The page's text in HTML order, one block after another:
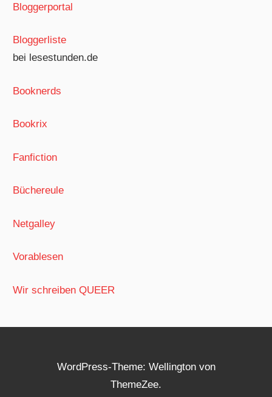
Bloggerportal
Bloggerliste
bei lesestunden.de
Booknerds
Bookrix
Fanfiction
Büchereule
Netgalley
Vorablesen
Wir schreiben QUEER
WordPress-Theme: Wellington von
ThemeZee.